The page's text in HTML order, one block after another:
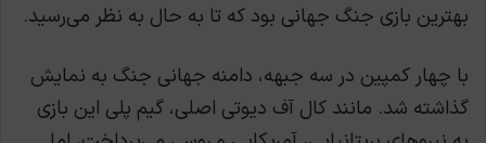
بهترین بازی جنگ جهانی بود که تا به حال به نظر می‌رسید.
با چهار کمپین در سه جبهه، دامنه جهانی جنگ به نمایش
گذاشته شد. مانند کال آف دیوتی اصلی، گیم پلی این بازی